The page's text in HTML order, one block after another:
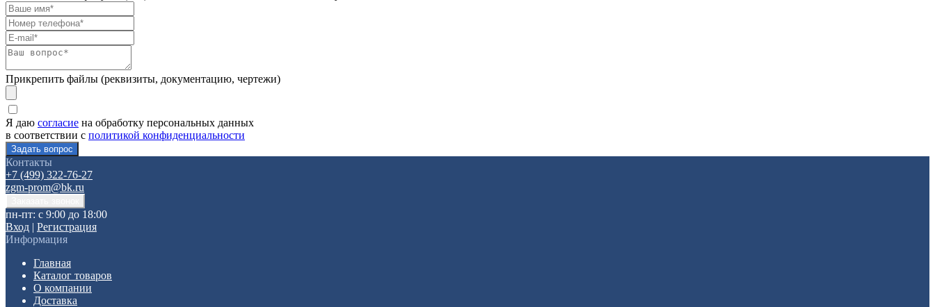
Прикрепить файлы (реквизиты, документацию, чертежи)
Я даю согласие на обработку персональных данных
в соответствии с политикой конфиденциальности
Контакты
+7 (499) 322-76-27
zgm-prom@bk.ru
пн-пт: с 9:00 до 18:00
Вход | Регистрация
Информация
Главная
Каталог товаров
О компании
Доставка